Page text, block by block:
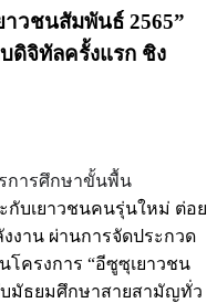
วชนสัมพันธ์ 2565”
ดิจิทัลครั้งแรก ชิง
การศึกษาขั้นพื้น
กับเยาวชนคนรุ่นใหม่ ต่อย
งาน ผ่านการจัดประกวด
โครงการ “อีซูซุเยาวชน
บมัธยมศึกษาสายสามัญทั่ว